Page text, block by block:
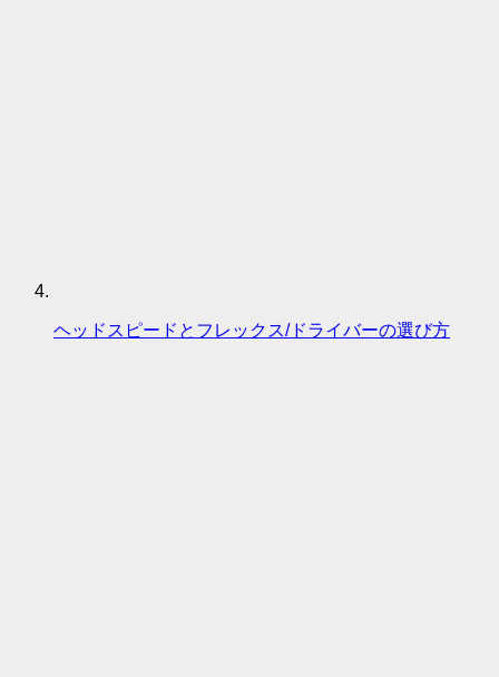
ヘッドスピードとフレックス/ドライバーの選び方